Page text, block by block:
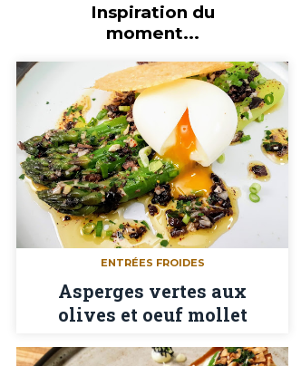
Inspiration du
moment...
ENTRÉES FROIDES
Asperges vertes aux
olives et oeuf mollet